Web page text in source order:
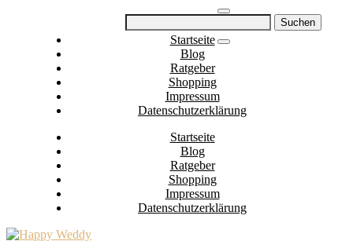
Startseite
Blog
Ratgeber
Shopping
Impressum
Datenschutzerklärung
Startseite
Blog
Ratgeber
Shopping
Impressum
Datenschutzerklärung
Suchen
nach: